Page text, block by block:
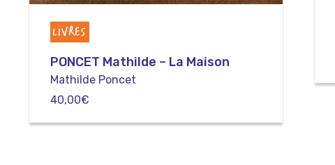
LIVRES
PONCET Mathilde – La Maison
Mathilde Poncet
40,00€